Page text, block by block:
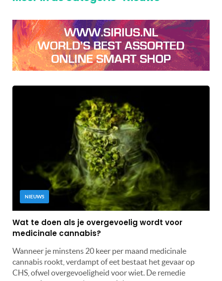
NIEUWS
Wat te doen als je overgevoelig wordt voor
medicinale cannabis?
Wanneer je minstens 20 keer per maand medicinale
cannabis rookt, verdampt of eet bestaat het gevaar op
CHS, ofwel overgevoeligheid voor wiet. De remedie